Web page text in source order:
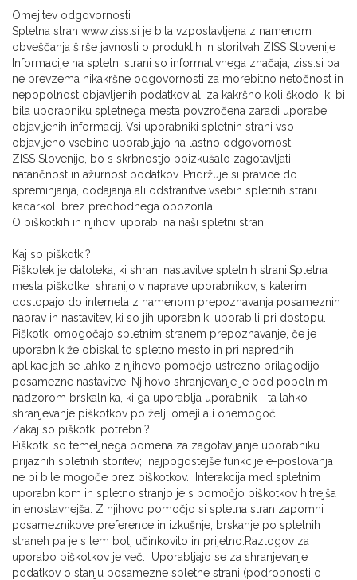
Omejitev odgovornosti
Spletna stran www.ziss.si je bila vzpostavljena z namenom
obveščanja širše javnosti o produktih in storitvah ZISS Slovenije
Informacije na spletni strani so informativnega značaja, ziss.si pa
ne prevzema nikakršne odgovornosti za morebitno netočnost in
nepopolnost objavljenih podatkov ali za kakršno koli škodo, ki bi
bila uporabniku spletnega mesta povzročena zaradi uporabe
objavljenih informacij. Vsi uporabniki spletnih strani vso
objavljeno vsebino uporabljajo na lastno odgovornost.
ZISS Slovenije, bo s skrbnostjo poizkušalo zagotavljati
natančnost in ažurnost podatkov. Pridržuje si pravice do
spreminjanja, dodajanja ali odstranitve vsebin spletnih strani
kadarkoli brez predhodnega opozorila.
O piškotkih in njihovi uporabi na naši spletni strani
Kaj so piškotki?
Piškotek je datoteka, ki shrani nastavitve spletnih strani.Spletna
mesta piškotke shranijo v naprave uporabnikov, s katerimi
dostopajo do interneta z namenom prepoznavanja posameznih
naprav in nastavitev, ki so jih uporabniki uporabili pri dostopu.
Piškotki omogočajo spletnim stranem prepoznavanje, če je
uporabnik že obiskal to spletno mesto in pri naprednih
aplikacijah se lahko z njihovo pomočjo ustrezno prilagodijo
posamezne nastavitve. Njihovo shranjevanje je pod popolnim
nadzorom brskalnika, ki ga uporablja uporabnik - ta lahko
shranjevanje piškotkov po želji omeji ali onemogoči.
Zakaj so piškotki potrebni?
Piškotki so temeljnega pomena za zagotavljanje uporabniku
prijaznih spletnih storitev; najpogostejše funkcije e-poslovanja
ne bi bile mogoče brez piškotkov. Interakcija med spletnim
uporabnikom in spletno stranjo je s pomočjo piškotkov hitrejša
in enostavnejša. Z njihovo pomočjo si spletna stran zapomni
posameznikove preference in izkušnje, brskanje po spletnih
straneh pa je s tem bolj učinkovito in prijetno.Razlogov za
uporabo piškotkov je več. Uporabljajo se za shranjevanje
podatkov o stanju posamezne spletne strani (podrobnosti o